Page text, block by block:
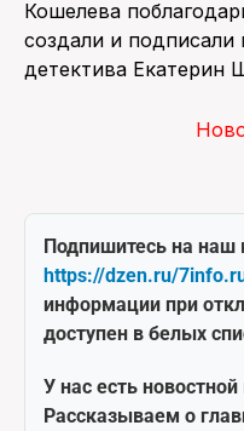
Кошелева
создали и подписали
детектива Екатерин
Подпишитесь на наш
https://dzen.ru/
информации при
доступен в белых
У нас есть
Рассказываем о